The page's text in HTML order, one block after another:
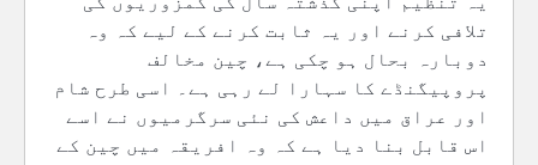
تلافی کرنے اور یہ ثابت کرنے کے لیے کہ وہ
دوبارہ بحال ہو چکی ہے، چین مخالف
پروپیگنڈے کا سہارا لے رہی ہے۔ اسی طرح شام
اور عراق میں داعش کی نئی سرگرمیوں نے اسے
اس قابل بنا دیا ہے کہ وہ افریقہ میں چین کے